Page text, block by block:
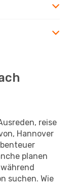
reise
Hannover
planen
suchen. Wie